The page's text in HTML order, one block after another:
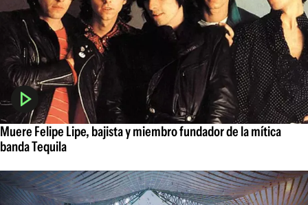
Muere Felipe Lipe, bajista y miembro fundador de la mítica
banda Tequila